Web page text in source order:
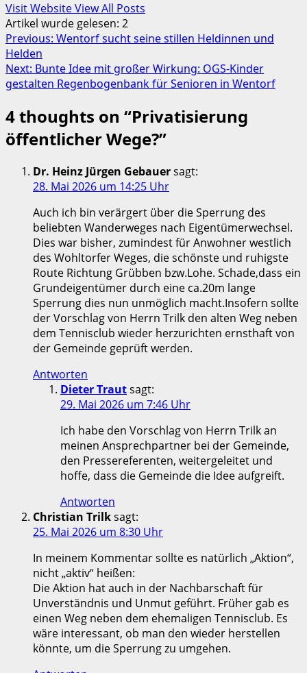
Visit WebsiteView All Posts
Artikel wurde gelesen: 2
Post
navigation
Previous: Wentorf sucht seine stillen Heldinnen und
Helden
Next: Bunte Idee mit großer Wirkung: OGS-Kinder
gestalten Regenbogenbank für Senioren in Wentorf
4 thoughts on “Privatisierung
öffentlicher Wege?”
Dr. Heinz Jürgen Gebauersagt:
28. Mai 2026 um 14:25 Uhr
Auch ich bin verärgert über die Sperrung des
beliebten Wanderweges nach Eigentümerwechsel.
Dies war bisher, zumindest für Anwohner westlich
des Wohltorfer Weges, die schönste und ruhigste
Route Richtung Grübben bzw.Lohe. Schade,dass ein
Grundeigentümer durch eine ca.20m lange
Sperrung dies nun unmöglich macht.Insofern sollte
der Vorschlag von Herrn Trilk den alten Weg neben
dem Tennisclub wieder herzurichten ernsthaft von
der Gemeinde geprüft werden.
Antworten
Dieter Trautsagt:
29. Mai 2026 um 7:46 Uhr
Ich habe den Vorschlag von Herrn Trilk an
meinen Ansprechpartner bei der Gemeinde,
den Pressereferenten, weitergeleitet und
hoffe, dass die Gemeinde die Idee aufgreift.
Antworten
Christian Trilksagt:
25. Mai 2026 um 8:30 Uhr
In meinem Kommentar sollte es natürlich „Aktion“,
nicht „aktiv“ heißen:
Die Aktion hat auch in der Nachbarschaft für
Unverständnis und Unmut geführt. Früher gab es
einen Weg neben dem ehemaligen Tennisclub. Es
wäre interessant, ob man den wieder herstellen
könnte, um die Sperrung zu umgehen.